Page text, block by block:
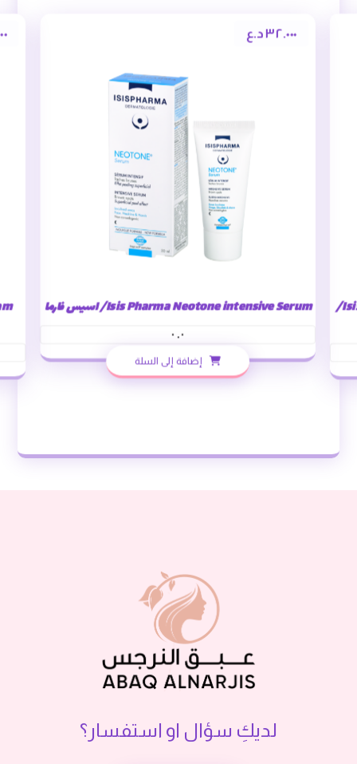
Isis Pharma NEOTONE exfoliating cleansing gel/ Isis Pharma Neotone intensive Serum/ اسيس فارما
٠.٠
٣٢.٠٠٠د.ع
إضافة إلى السلة
لديكِ سؤال او استفسار؟